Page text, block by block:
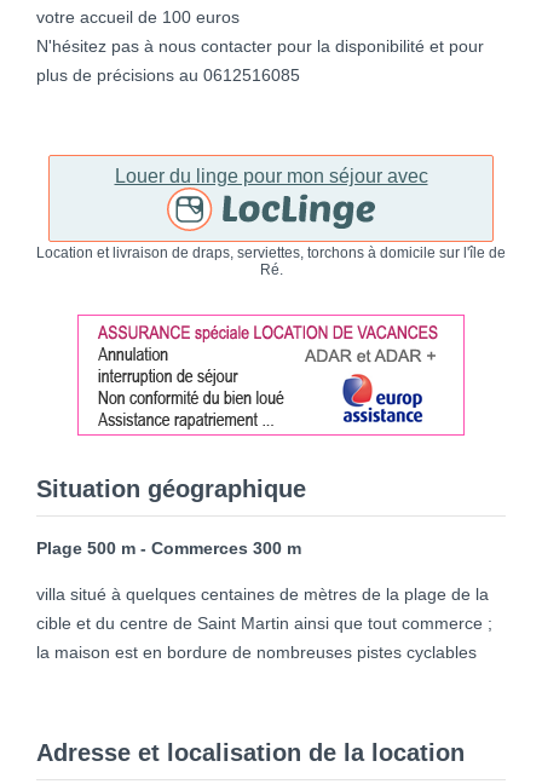
votre accueil de 100 euros
N'hésitez pas à nous contacter pour la disponibilité et pour
plus de précisions au 0612516085
Louer du linge pour mon séjour avec
Location et livraison de draps, serviettes, torchons à domicile sur l'île de
Ré.
Situation géographique
Plage 500 m - Commerces 300 m
villa situé à quelques centaines de mètres de la plage de la
cible et du centre de Saint Martin ainsi que tout commerce ;
la maison est en bordure de nombreuses pistes cyclables
Adresse et localisation de la location